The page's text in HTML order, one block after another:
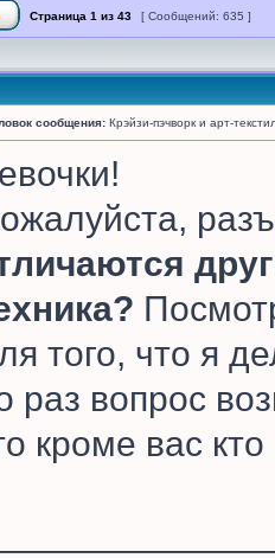
Страница 1 из 43 [ Сообщений: 635 ]
сообщения: Крэйзи-пэчворк и арт-
того, что я
раз вопрос
кроме вас